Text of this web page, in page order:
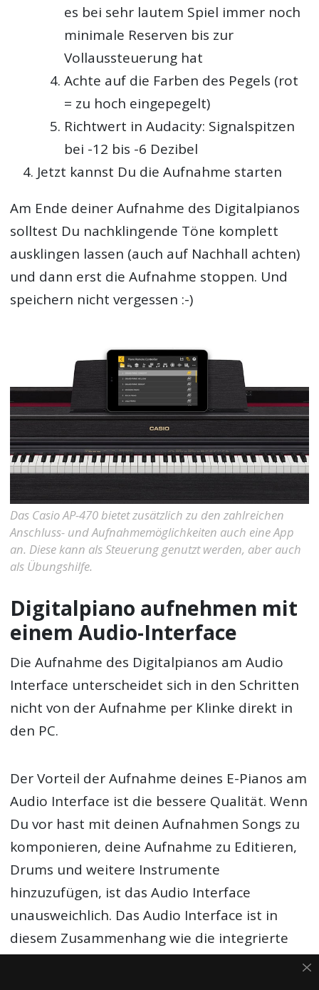
es bei sehr lautem Spiel immer noch
minimale Reserven bis zur
Vollaussteuerung hat
Achte auf die Farben des Pegels (rot
= zu hoch eingepegelt)
Richtwert in Audacity: Signalspitzen
bei -12 bis -6 Dezibel
Jetzt kannst Du die Aufnahme starten
Am Ende deiner Aufnahme des Digitalpianos
solltest Du nachklingende Töne komplett
ausklingen lassen (auch auf Nachhall achten)
und dann erst die Aufnahme stoppen. Und
speichern nicht vergessen :-)
Das Casio AP-470 bietet zusätzlich zu den zahlreichen
Anschluss- und Aufnahmemöglichkeiten auch eine App
an. Diese kann als Steuerung genutzt werden, aber auch
als Übungshilfe.
Digitalpiano aufnehmen mit
einem Audio-Interface
Die Aufnahme des Digitalpianos am Audio
Interface unterscheidet sich in den Schritten
nicht von der Aufnahme per Klinke direkt in
den PC.
Der Vorteil der Aufnahme deines E-Pianos am
Audio Interface ist die bessere Qualität. Wenn
Du vor hast mit deinen Aufnahmen Songs zu
komponieren, deine Aufnahme zu Editieren,
Drums und weitere Instrumente
hinzuzufügen, ist das Audio Interface
unausweichlich. Das Audio Interface ist in
diesem Zusammenhang wie die integrierte
Soundkarte im Computer – nur besser und